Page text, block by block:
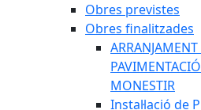
Obres previstes
Obres finalitzades
MONESTIR
Instal·lació de